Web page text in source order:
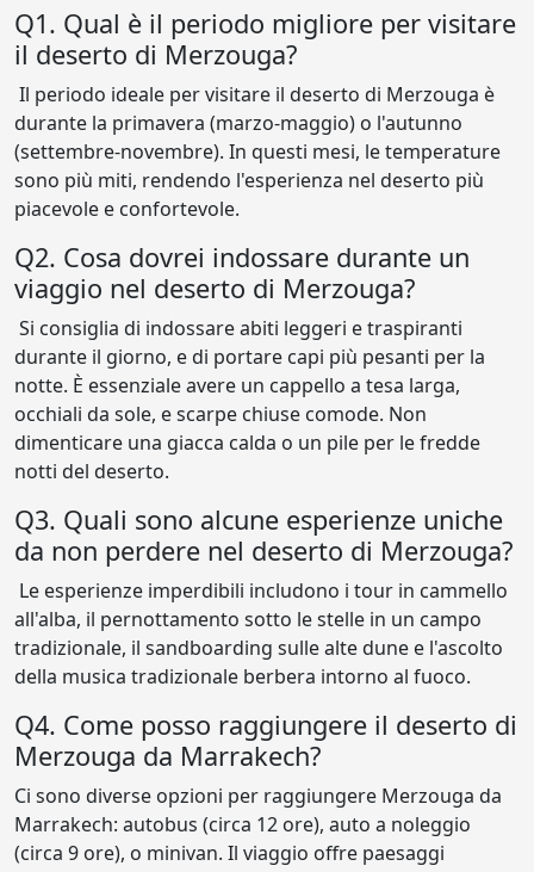
Q1. Qual è il periodo migliore per visitare
il deserto di Merzouga?
Il periodo ideale per visitare il deserto di Merzouga è
durante la primavera (marzo-maggio) o l'autunno
(settembre-novembre). In questi mesi, le temperature
sono più miti, rendendo l'esperienza nel deserto più
piacevole e confortevole.
Q2. Cosa dovrei indossare durante un
viaggio nel deserto di Merzouga?
Si consiglia di indossare abiti leggeri e traspiranti
durante il giorno, e di portare capi più pesanti per la
notte. È essenziale avere un cappello a tesa larga,
occhiali da sole, e scarpe chiuse comode. Non
dimenticare una giacca calda o un pile per le fredde
notti del deserto.
Q3. Quali sono alcune esperienze uniche
da non perdere nel deserto di Merzouga?
Le esperienze imperdibili includono i tour in cammello
all'alba, il pernottamento sotto le stelle in un campo
tradizionale, il sandboarding sulle alte dune e l'ascolto
della musica tradizionale berbera intorno al fuoco.
Q4. Come posso raggiungere il deserto di
Merzouga da Marrakech?
Ci sono diverse opzioni per raggiungere Merzouga da
Marrakech: autobus (circa 12 ore), auto a noleggio
(circa 9 ore), o minivan. Il viaggio offre paesaggi